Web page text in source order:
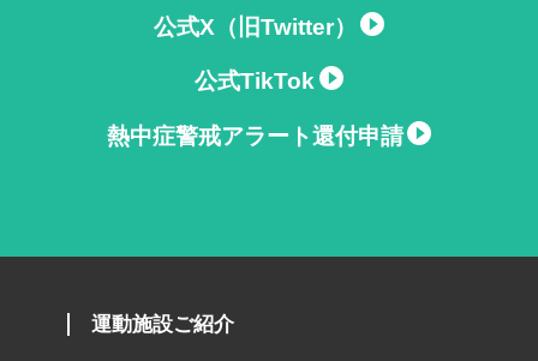
公式X（旧Twitter）
公式TikTok
熱中症警戒アラート還付申請
運動施設ご紹介